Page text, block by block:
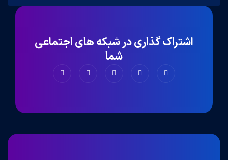
اشتراک گذاری در شبکه های اجتماعی
شما